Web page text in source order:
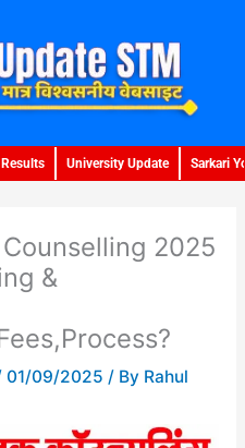
Results University Update Sarkari
2025
&
01/09/2025 / By Rahul